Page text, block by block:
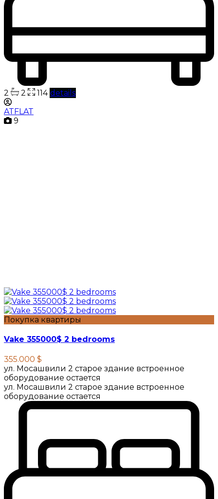
2 2 114 details
ATFLAT
9
Покупка квартиры
Vake 355000$ 2 bedrooms
355.000 $
ул. Мосашвили 2 старое здание встроенное
оборудование остается
ул. Мосашвили 2 старое здание встроенное
оборудование остается